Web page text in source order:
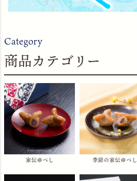
Category
商品カテゴリー
家伝ゆべし 季節の家伝ゆべし